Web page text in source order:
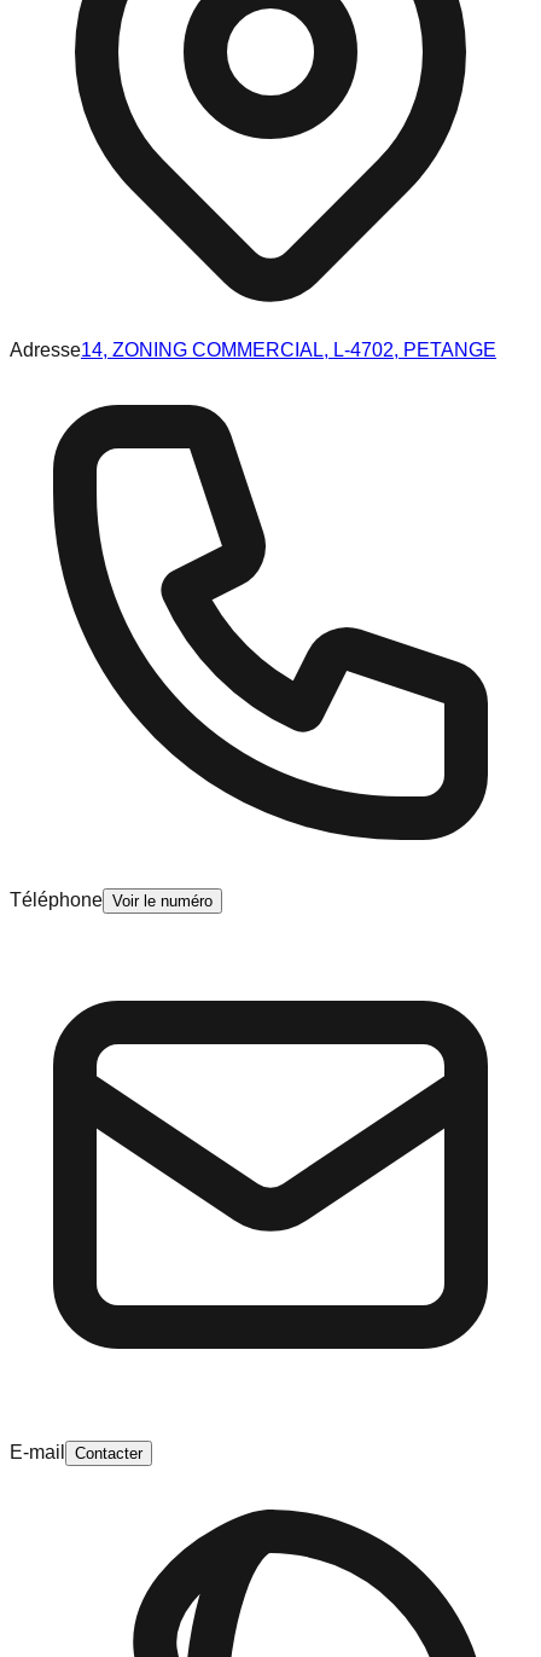
Adresse14, ZONING COMMERCIAL, L-4702, PETANGE
Téléphone Voir le numéro
E-mail Contacter